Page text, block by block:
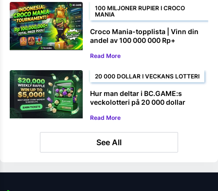
100 MILJONER RUPIER I CROCO
MANIA
Croco Mania-topplista | Vinn din
andel av 100 000 000 Rp+
Read More
20 000 DOLLAR I VECKANS LOTTERI
Hur man deltar i BC.GAME:s
veckolotteri på 20 000 dollar
Read More
See All